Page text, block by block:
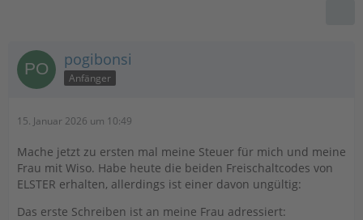
pogibonsi
Anfänger
15. Januar 2026 um 10:49
Mache jetzt zu ersten mal meine Steuer für mich und meine
Frau mit Wiso. Habe heute die beiden Freischaltcodes von
ELSTER erhalten, allerdings ist einer davon ungültig:
Das erste Schreiben ist an meine Frau adressiert: